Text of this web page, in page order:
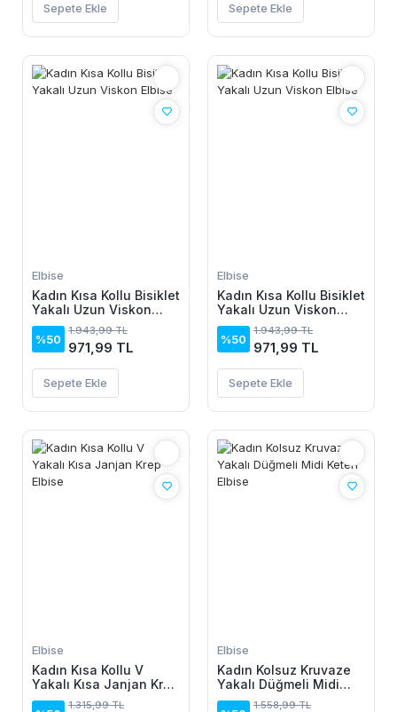
Sepete Ekle Sepete Ekle
Elbise
Kadın Kısa Kollu Bisiklet
Yakalı Uzun Viskon
Elbise
%50
1.943,99 TL
971,99 TL
Sepete Ekle
Elbise
Kadın Kısa Kollu Bisiklet
Yakalı Uzun Viskon
Elbise
%50
1.943,99 TL
971,99 TL
Sepete Ekle
Elbise
Kadın Kısa Kollu V
Yakalı Kısa Janjan Krep
Elbise 1.315,99 TL
Elbise
Kadın Kolsuz Kruvaze
Yakalı Düğmeli Midi
Keten Elbise
1.558,99 TL